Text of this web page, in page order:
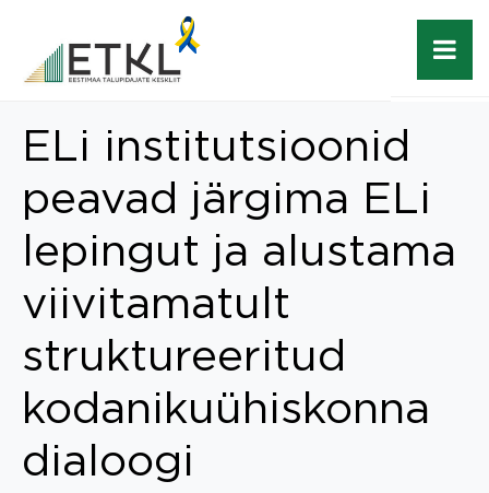
ELi institutsioonid
peavad järgima ELi
lepingut ja alustama
viivitamatult
struktureeritud
kodanikuühiskonna
dialoogi